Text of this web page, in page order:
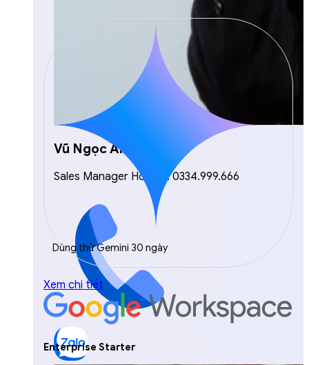
Vũ Ngọc Anh
Sales Manager Hotline: 0334.999.666
Dùng thử Gemini 30 ngày
Xem chi tiết
Enterprise Starter